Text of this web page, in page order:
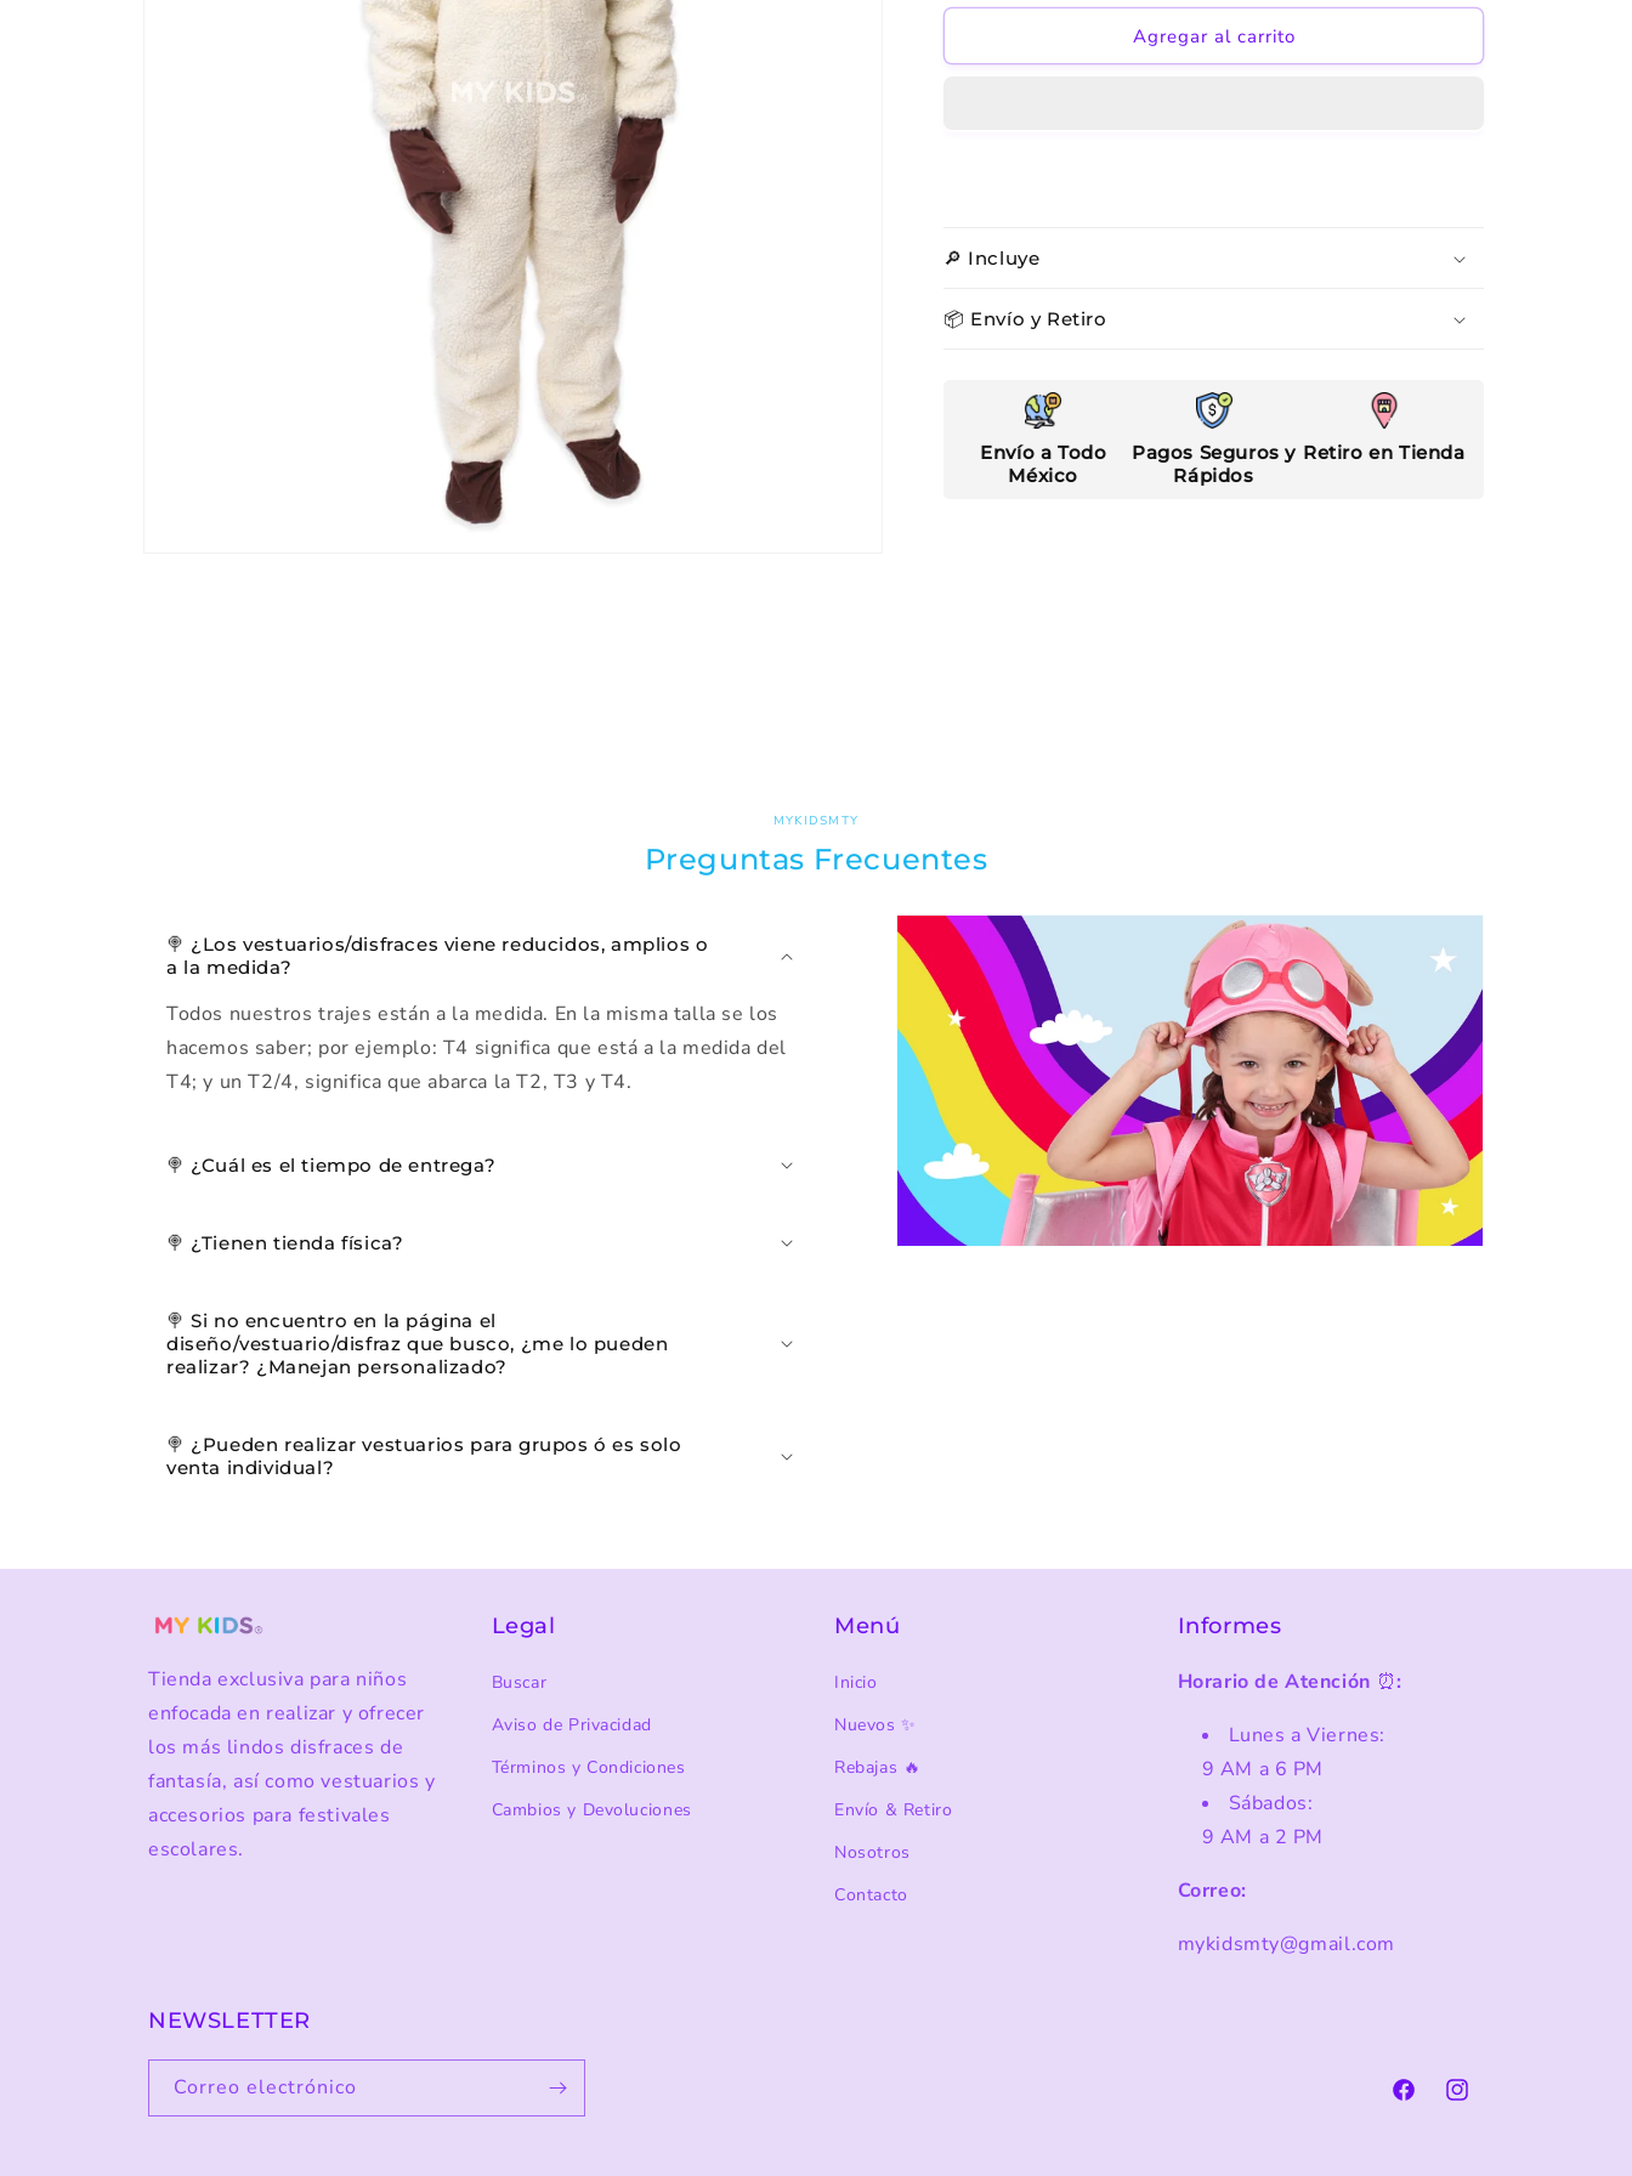
para
para
BorregoAgregar al carrito
🔎 Incluye
📦 Envío y Retiro
Envío a Todo
México
Pagos Seguros y
Rápidos
Retiro en Tienda
MYKIDSMTY
Preguntas Frecuentes
🍭 ¿Los vestuarios/disfraces viene reducidos, amplios o
a la medida?
Todos nuestros trajes están a la medida. En la misma talla se los
hacemos saber; por ejemplo: T4 significa que está a la medida del
T4; y un T2/4, significa que abarca la T2, T3 y T4.
🍭 ¿Cuál es el tiempo de entrega?
🍭 ¿Tienen tienda física?
🍭 Si no encuentro en la página el
diseño/vestuario/disfraz que busco, ¿me lo pueden
realizar? ¿Manejan personalizado?
🍭 ¿Pueden realizar vestuarios para grupos ó es solo
venta individual?
Tienda exclusiva para niños
enfocada en realizar y ofrecer
los más lindos disfraces de
fantasía, así como vestuarios y
accesorios para festivales
escolares.
Legal
Buscar
Aviso de Privacidad
Términos y Condiciones
Cambios y Devoluciones
Menú
Inicio
Nuevos ✨
Rebajas 🔥
Envío & Retiro
Nosotros
Contacto
Informes
Horario de Atención ⏰:
Lunes a Viernes:
9 AM a 6 PM
Sábados:
9 AM a 2 PM
Correo:
mykidsmty@gmail.com
NEWSLETTER
Correo electrónico
FacebookInstagram